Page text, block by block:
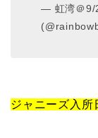
— 虹湾＠9/
ジャニーズ入所